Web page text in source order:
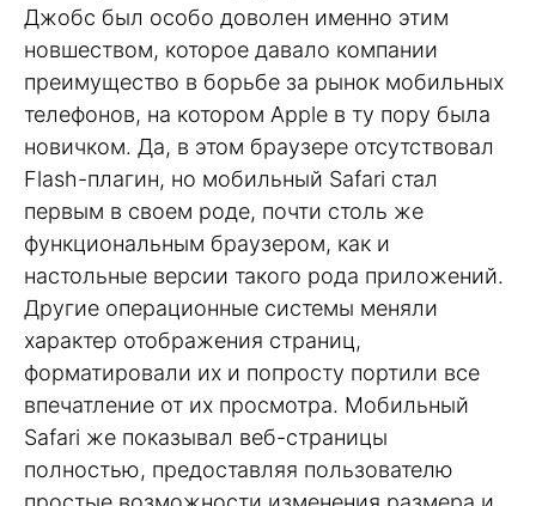
Джобс был особо доволен именно этим
новшеством, которое давало компании
преимущество в борьбе за рынок мобильных
телефонов, на котором Apple в ту пору была
новичком. Да, в этом браузере отсутствовал
Flash-плагин, но мобильный Safari стал
первым в своем роде, почти столь же
функциональным браузером, как и
настольные версии такого рода приложений.
Другие операционные системы меняли
характер отображения страниц,
форматировали их и попросту портили все
впечатление от их просмотра. Мобильный
Safari же показывал веб-страницы
полностью, предоставляя пользователю